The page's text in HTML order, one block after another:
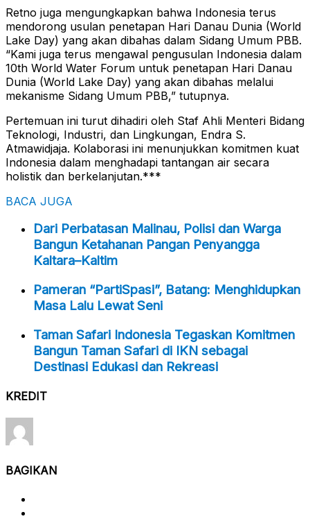
Retno juga mengungkapkan bahwa Indonesia terus
mendorong usulan penetapan Hari Danau Dunia (World
Lake Day) yang akan dibahas dalam Sidang Umum PBB.
“Kami juga terus mengawal pengusulan Indonesia dalam
10th World Water Forum untuk penetapan Hari Danau
Dunia (World Lake Day) yang akan dibahas melalui
mekanisme Sidang Umum PBB,” tutupnya.
Pertemuan ini turut dihadiri oleh Staf Ahli Menteri Bidang
Teknologi, Industri, dan Lingkungan, Endra S.
Atmawidjaja. Kolaborasi ini menunjukkan komitmen kuat
Indonesia dalam menghadapi tantangan air secara
holistik dan berkelanjutan.***
BACA JUGA
Dari Perbatasan Malinau, Polisi dan Warga
Bangun Ketahanan Pangan Penyangga
Kaltara–Kaltim
Pameran “PartiSpasi”, Batang: Menghidupkan
Masa Lalu Lewat Seni
Taman Safari Indonesia Tegaskan Komitmen
Bangun Taman Safari di IKN sebagai
Destinasi Edukasi dan Rekreasi
KREDIT
BAGIKAN